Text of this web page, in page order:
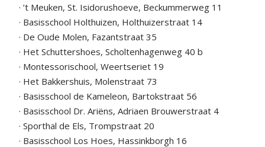
· ’t Meuken, St. Isidorushoeve, Beckummerweg 11
· Basisschool Holthuizen, Holthuizerstraat 14
· De Oude Molen, Fazantstraat 35
· Het Schuttershoes, Scholtenhagenweg 40 b
· Montessorischool, Weertseriet 19
· Het Bakkershuis, Molenstraat 73
· Basisschool de Kameleon, Bartokstraat 56
· Basisschool Dr. Ariëns, Adriaen Brouwerstraat 4
· Sporthal de Els, Trompstraat 20
· Basisschool Los Hoes, Hassinkborgh 16